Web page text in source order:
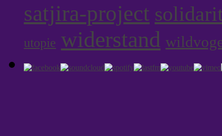
satjira-project
utopie widerstand